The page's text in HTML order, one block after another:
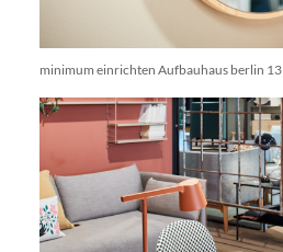
minimum einrichten Aufbauhaus berlin 13